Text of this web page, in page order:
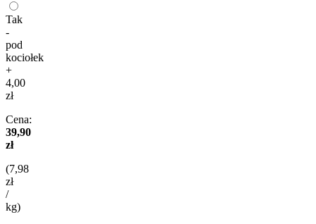
Tak
-
pod
kociołek
+
4,00
zł
Cena:
39,90
zł
(7,98
zł
/
kg)